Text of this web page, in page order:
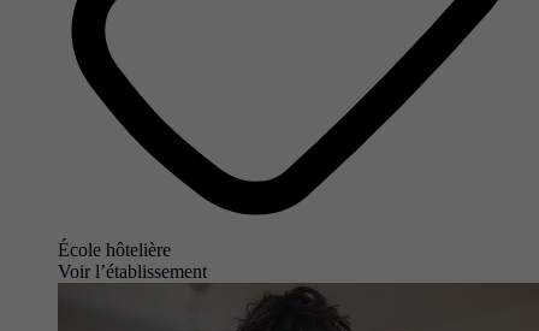
École hôtelière
Voir l’établissement